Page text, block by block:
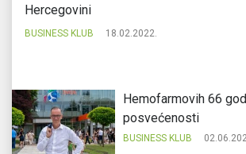
Hercegovini
BUSINESS KLUB 18.02.2022.
Hemofarmovih 66
posvećenosti
BUSINESS KLUB